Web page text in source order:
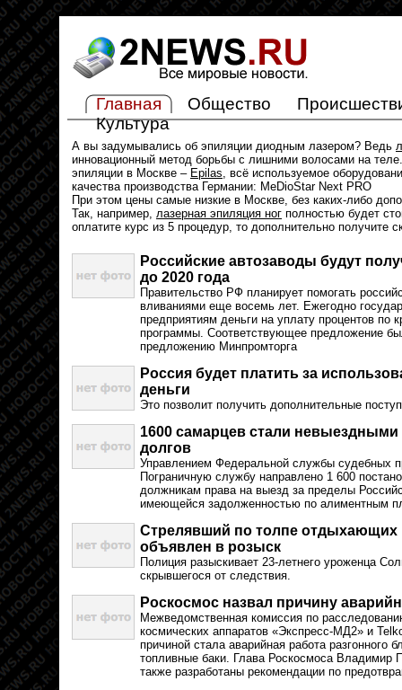
Главная Общество
Культура
А вы задумывались об эпиляции диодным лазером? Ведь
инновационный метод борьбы с лишними волосами на
эпиляции в Москве – Epilas, всё используемое
качества производства Германии: MeDioStar Next PRO
При этом цены самые низкие в Москве, без каких-либо
Так, например, лазерная эпиляция ног полностью будет
оплатите курс из 5 процедур, то дополнительно получите
Российские автозаводы будут
до 2020 года
Правительство РФ планирует помогать
вливаниями еще восемь лет. Ежегодно
предприятиям деньги на уплату процентов по
программы. Соответствующее предложение
предложению Минпромторга
Россия будет платить за
деньги
Это позволит получить дополнительные
1600 самарцев стали
долгов
Управлением Федеральной службы судебных
Пограничную службу направлено 1 600
должникам права на выезд за пределы
имеющейся задолженностью по алиментным
Стрелявший по толпе отдыхающих
объявлен в розыск
Полиция разыскивает 23-летнего уроженца
скрывшегося от следствия.
Роскосмос назвал причину
Межведомственная комиссия по
космических аппаратов «Экспресс-МД2» и
причиной стала аварийная работа разгонного
топливные баки. Глава Роскосмоса Владимир
также разработаны рекомендации по